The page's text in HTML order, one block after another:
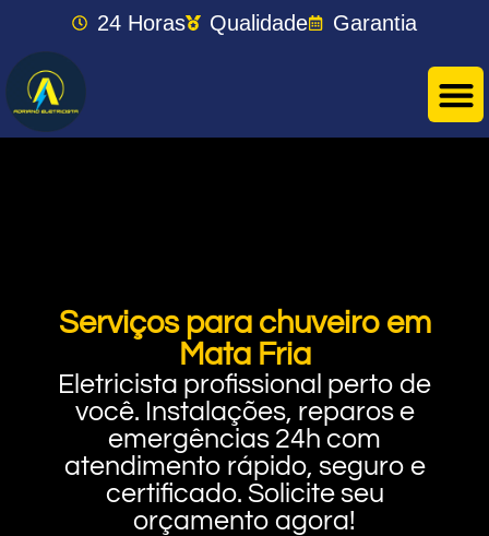
24 Horas Qualidade Garantia
Serviços para chuveiro em
Mata Fria
Eletricista profissional perto de
você. Instalações, reparos e
emergências 24h com
atendimento rápido, seguro e
certificado. Solicite seu
orçamento agora!